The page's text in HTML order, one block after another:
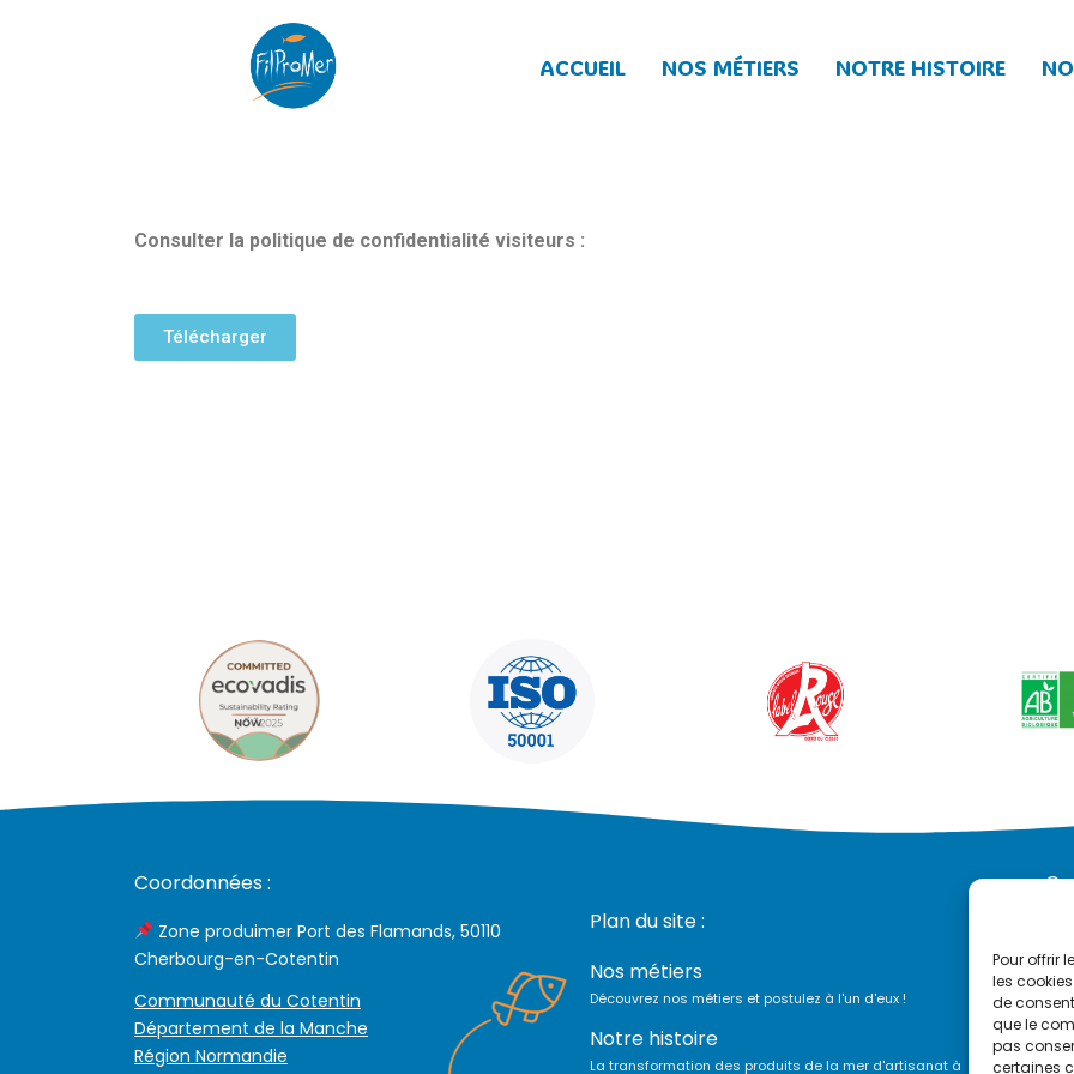
Pour offrir
les
de
que le
pas
certaines
ACCUEIL NOS MÉTIERS NOTRE HISTOIRE
Consulter la politique de confidentialité visiteurs :
Télécharger
Coordonnées :
Zone produimer Port des Flamands, 50110
Cherbourg-en-Cotentin
Communauté du Cotentin
Département de la Manche
Région Normandie
Plan du site :
Nos métiers
Découvrez nos métiers et postulez à l'un d'eux !
Notre histoire
La transformation des produits de la mer d'artisanat à